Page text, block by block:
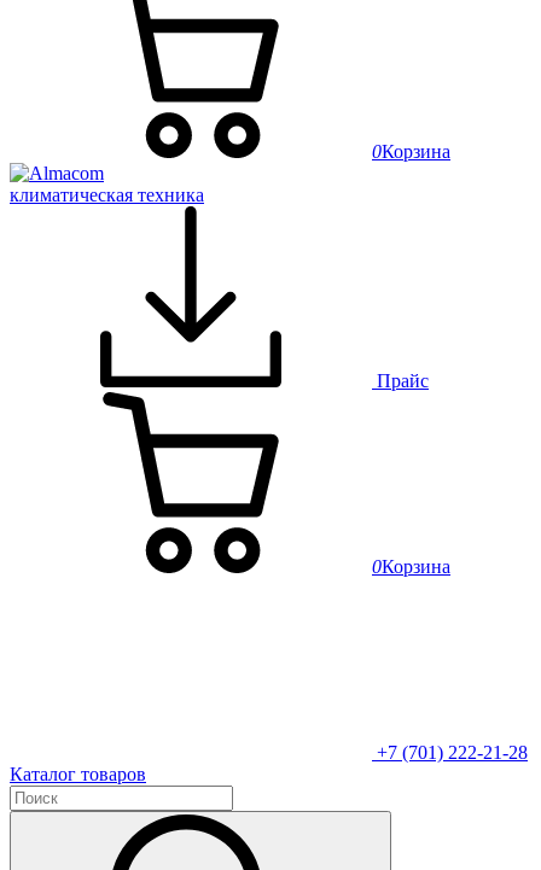
0Корзина
климатическая техника
Прайс
0Корзина
+7 (701) 222-21-28
Каталог товаров